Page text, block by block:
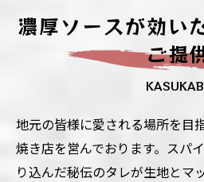
濃厚ソースが効い
ご提
地元の皆様に愛される場所を目
焼き店を営んでおります。スパ
り込んだ秘伝のタレが生地とマ